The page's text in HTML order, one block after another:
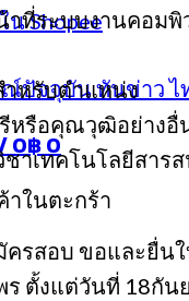
น Shopee
ณ์ปัจจุบัน ทันข่าว ไ
/0฿0
ในตะกร้า
าที่ระบบงานคอมพิ
หรับตําแหน่ง
รือคุณวุฒิอย่างอื่น
าเทคโนโลยีสาร
รสอบ ขอและยื่น
ตั้งแต่วันที่ 18กัน